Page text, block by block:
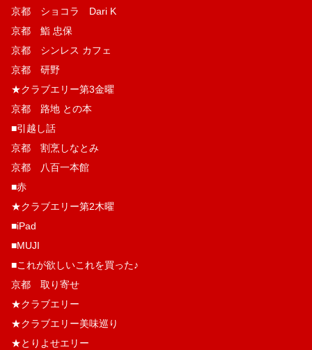
京都 ショコラ Dari K
京都 鮨 忠保
京都 シンレス カフェ
京都 研野
★クラブエリー第3金曜
京都 路地 との本
■引越し話
京都 割烹しなとみ
京都 八百一本館
■赤
★クラブエリー第2木曜
■iPad
■MUJI
■これが欲しいこれを買った♪
京都 取り寄せ
★クラブエリー
★クラブエリー美味巡り
★とりよせエリー